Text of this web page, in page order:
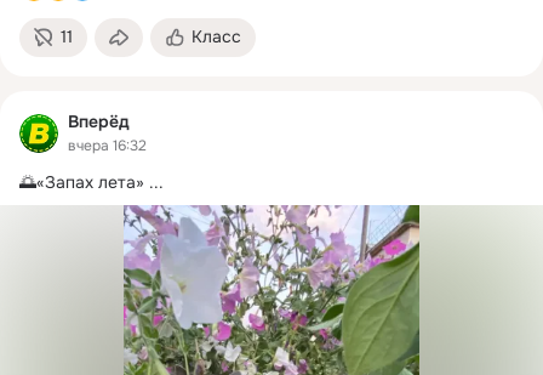
11 Класс
Вперёд
вчера 16:32
🌅«Запах лета» ...